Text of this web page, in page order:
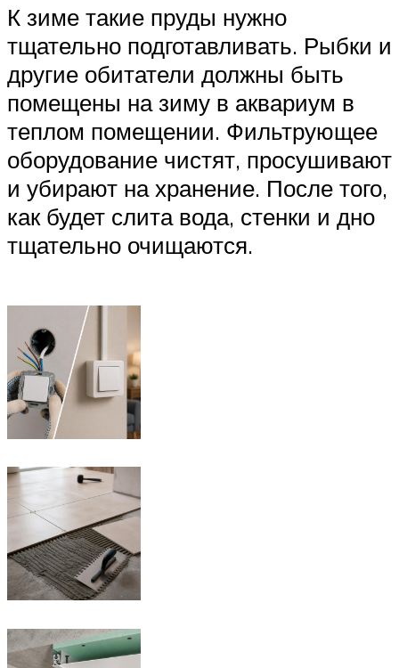
К зиме такие пруды нужно
тщательно подготавливать. Рыбки и
другие обитатели должны быть
помещены на зиму в аквариум в
теплом помещении. Фильтрующее
оборудование чистят, просушивают
и убирают на хранение. После того,
как будет слита вода, стенки и дно
тщательно очищаются.